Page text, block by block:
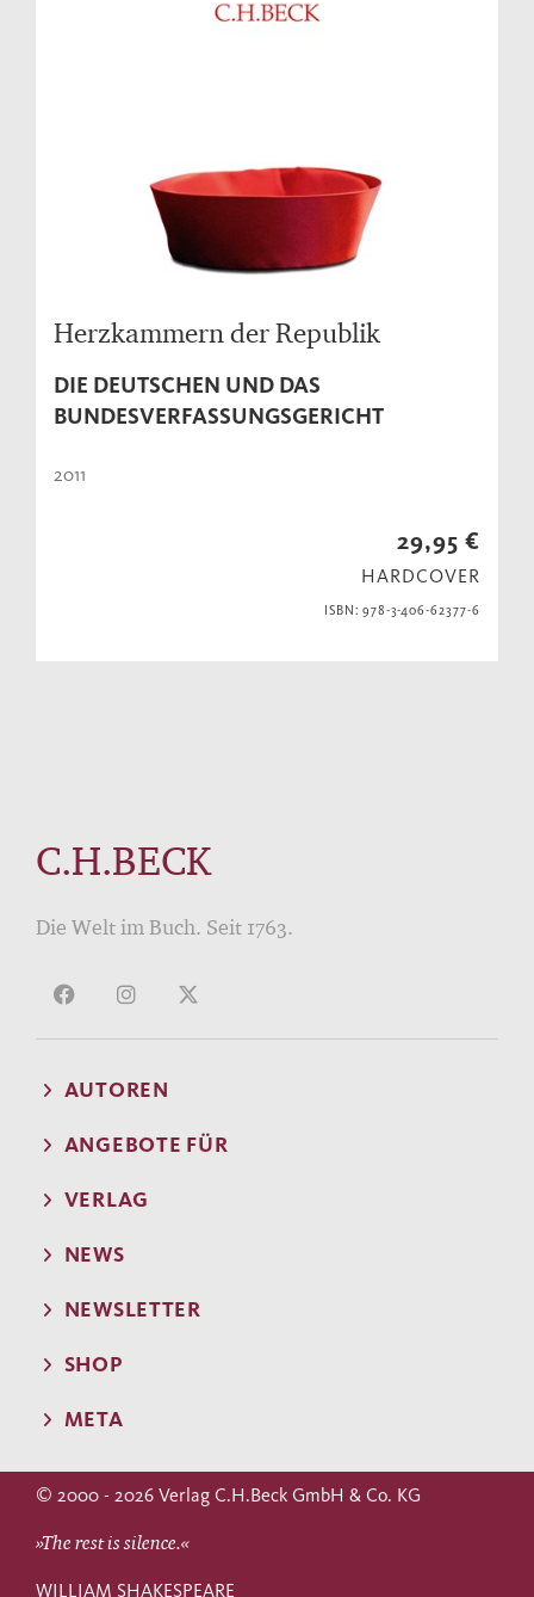
Herzkammern der Republik
DIE DEUTSCHEN UND DAS
BUNDESVERFASSUNGSGERICHT
2011
29,95 €
HARDCOVER
ISBN: 978-3-406-62377-6
C.H.BECK
Die Welt im Buch. Seit 1763.
AUTOREN
ANGEBOTE FÜR
VERLAG
NEWS
NEWSLETTER
SHOP
META
© 2000 - 2026 Verlag C.H.Beck GmbH & Co. KG
»The rest is silence.«
WILLIAM SHAKESPEARE